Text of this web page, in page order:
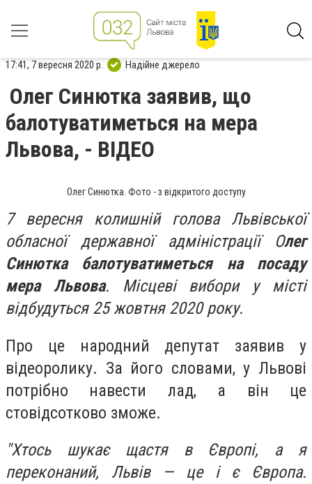
17:41, 7 вересня 2020 р. Надійне джерело
Олег Синютка заявив, що
балотуватиметься на мера
Львова, - ВІДЕО
Олег Синютка. Фото - з відкритого доступу
7 вересня колишній голова Львівської
обласної державної адміністрації Олег
Синютка балотуватиметься на посаду
мера Львова. Місцеві вибори у місті
відбудуться 25 жовтня 2020 року.
Про це народний депутат заявив у
відеоролику. За його словами, у Львові
потрібно навести лад, а він це
стовідсотково зможе.
"Хтось шукає щастя в Європі, а я
переконаний, Львів — це і є Європа.